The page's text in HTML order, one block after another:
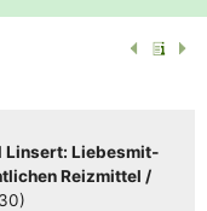
Lin­sert: Lie­bes­mit­
Reiz­mit­tel /​​